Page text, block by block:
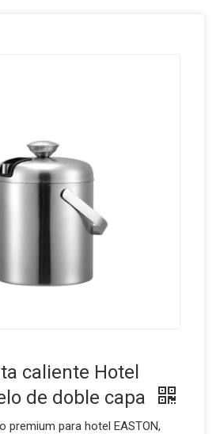
caliente Hotel
de doble capa
premium para hotel EASTON,